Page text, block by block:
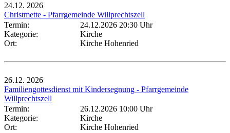
24.12. 2026
Christmette - Pfarrgemeinde Willprechtszell
Termin:
24.12.2026 20:30 Uhr
Kategorie:
Kirche
Ort:
Kirche Hohenried
26.12. 2026
Familiengottesdienst mit Kindersegnung - Pfarrgemeinde
Willprechtszell
Termin:
26.12.2026 10:00 Uhr
Kategorie:
Kirche
Ort:
Kirche Hohenried